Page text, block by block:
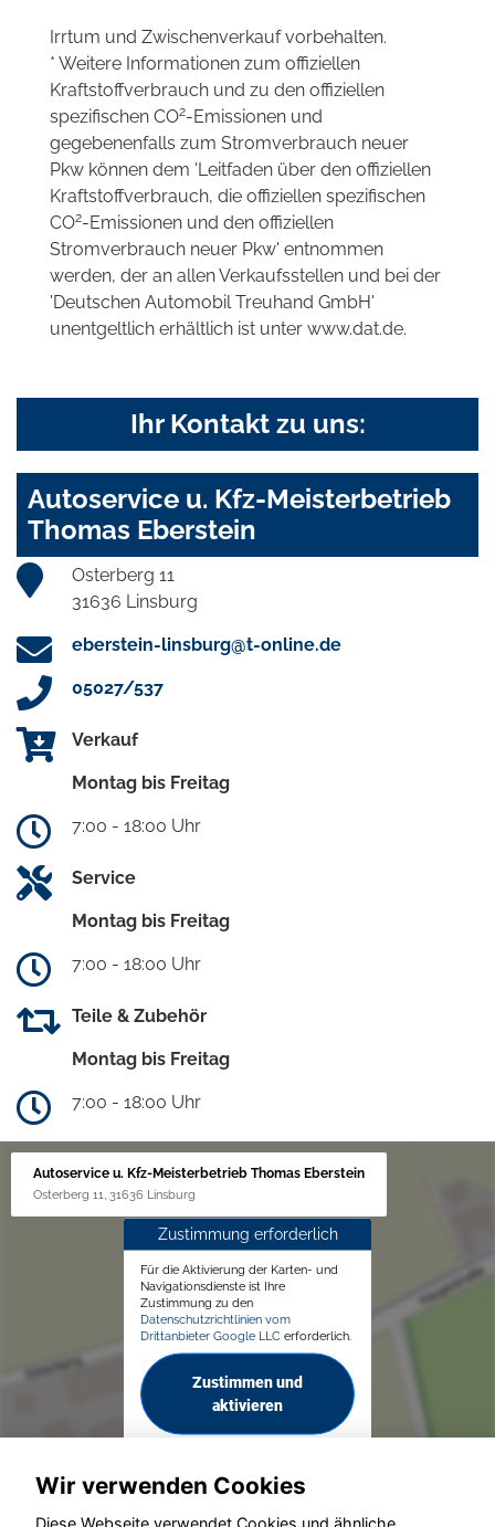
Irrtum und Zwischenverkauf vorbehalten.
* Weitere Informationen zum offiziellen
Kraftstoffverbrauch und zu den offiziellen
spezifischen CO2-Emissionen und
gegebenenfalls zum Stromverbrauch neuer
Pkw können dem 'Leitfaden über den offiziellen
Kraftstoffverbrauch, die offiziellen spezifischen
CO2-Emissionen und den offiziellen
Stromverbrauch neuer Pkw' entnommen
werden, der an allen Verkaufsstellen und bei der
'Deutschen Automobil Treuhand GmbH'
unentgeltlich erhältlich ist unter www.dat.de.
Ihr Kontakt zu uns:
Autoservice u. Kfz-Meisterbetrieb
Thomas Eberstein
Osterberg 11
31636 Linsburg
eberstein-linsburg@t-online.de
05027/537
Verkauf
Montag bis Freitag
7:00 - 18:00 Uhr
Service
Montag bis Freitag
7:00 - 18:00 Uhr
Teile & Zubehör
Montag bis Freitag
7:00 - 18:00 Uhr
Autoservice u. Kfz-Meisterbetrieb Thomas Eberstein
Osterberg 11, 31636 Linsburg
Zustimmung erforderlich
Für die Aktivierung der Karten- und
Navigationsdienste ist Ihre
Zustimmung zu den
Datenschutzrichtlinien vom
Drittanbieter Google LLC erforderlich.
Zustimmen und
aktivieren
Wir verwenden Cookies
Diese Webseite verwendet Cookies und ähnliche